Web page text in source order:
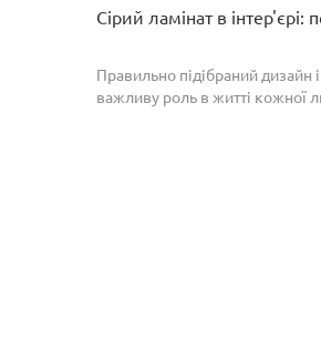
Сірий ламінат в інтер'єрі:
Правильно підібраний дизайн
важливу роль в житті кожної